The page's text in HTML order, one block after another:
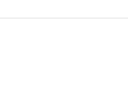
поэтому
вопрос о возрождении
исторические и культурные
а также заседаний